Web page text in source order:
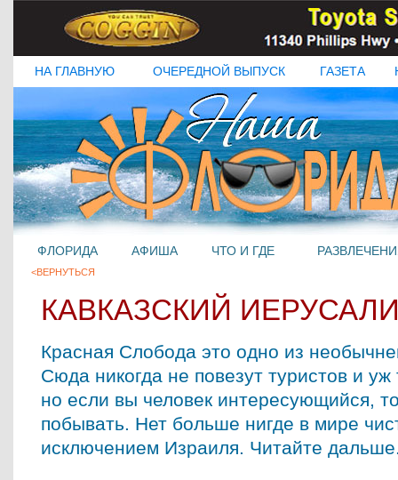
НА ГЛАВНУЮ ОЧЕРЕДНОЙ ВЫПУСК ГАЗЕТА
ФЛОРИДА АФИША ЧТО И ГДЕ
<ВЕРНУТЬСЯ
КАВКАЗСКИЙ
Красная Слобода это одно из
Сюда никогда не повезут туристов и
но если вы человек интересующийся,
побывать. Нет больше нигде в мире
исключением Израиля. Читайте